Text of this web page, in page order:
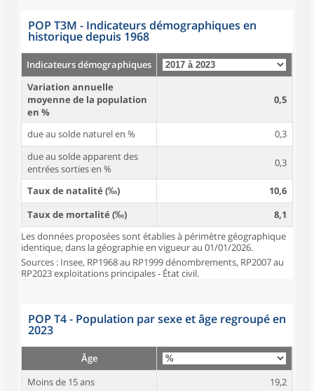
POP T3M - Indicateurs démographiques en
historique depuis 1968
Indicateurs démographiques
Variation annuelle
moyenne de la population
en %
0,5
due au solde naturel en %
0,3
due au solde apparent des
entrées sorties en %
0,3
Taux de natalité (‰)
10,6
Taux de mortalité (‰)
8,1
Les données proposées sont établies à périmètre géographique
identique, dans la géographie en vigueur au 01/01/2026.
Sources : Insee, RP1968 au RP1999 dénombrements, RP2007 au
RP2023 exploitations principales - État civil.
POP T4 - Population par sexe et âge regroupé en
2023
Âge
Moins de 15 ans
19,2